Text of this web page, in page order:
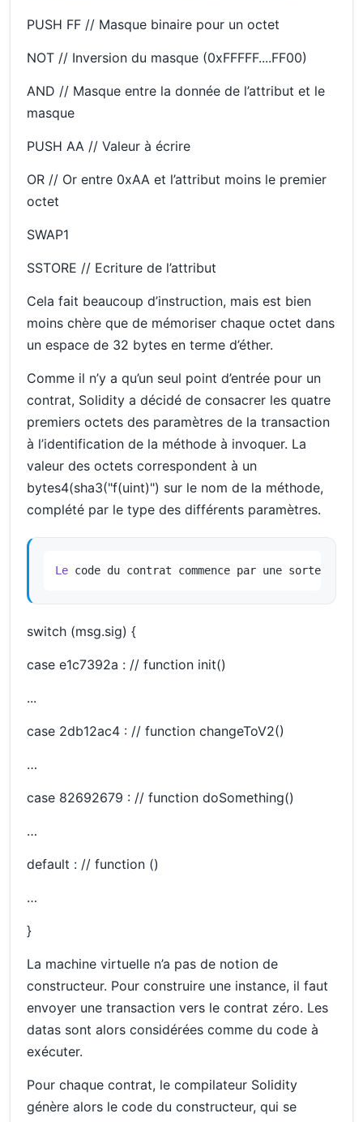
PUSH FF // Masque binaire pour un octet
NOT // Inversion du masque (0xFFFFF....FF00)
AND // Masque entre la donnée de l’attribut et le
masque
PUSH AA // Valeur à écrire
OR // Or entre 0xAA et l’attribut moins le premier
octet
SWAP1
SSTORE // Ecriture de l’attribut
Cela fait beaucoup d’instruction, mais est bien
moins chère que de mémoriser chaque octet dans
un espace de 32 bytes en terme d’éther.
Comme il n’y a qu’un seul point d’entrée pour un
contrat, Solidity a décidé de consacrer les quatre
premiers octets des paramètres de la transaction
à l’identification de la méthode à invoquer. La
valeur des octets correspondent à un
bytes4(sha3("f(uint)") sur le nom de la méthode,
complété par le type des différents paramètres.
Le code du contrat commence par une sorte de
switch (msg.sig) {
case e1c7392a : // function init()
...
case 2db12ac4 : // function changeToV2()
…
case 82692679 : // function doSomething()
…
default : // function ()
…
}
La machine virtuelle n’a pas de notion de
constructeur. Pour construire une instance, il faut
envoyer une transaction vers le contrat zéro. Les
datas sont alors considérées comme du code à
exécuter.
Pour chaque contrat, le compilateur Solidity
génère alors le code du constructeur, qui se